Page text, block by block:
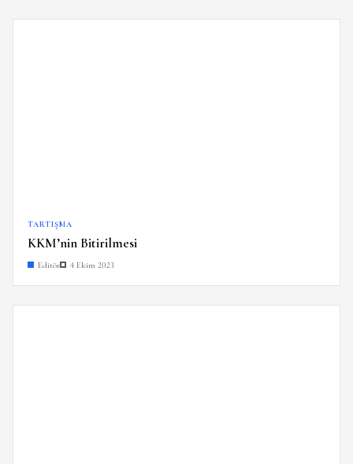
TARTIŞMA
KKM’nin Bitirilmesi
Editör 4 Ekim 2023